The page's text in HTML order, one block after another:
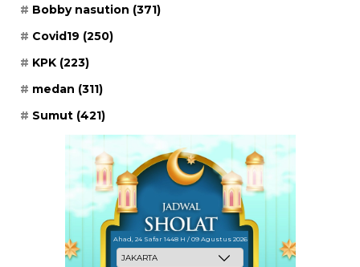
Bobby nasution (371)
Covid19 (250)
KPK (223)
medan (311)
Sumut (421)
Ahad, 24 Safar 1448 H / 09 Agustus 2026